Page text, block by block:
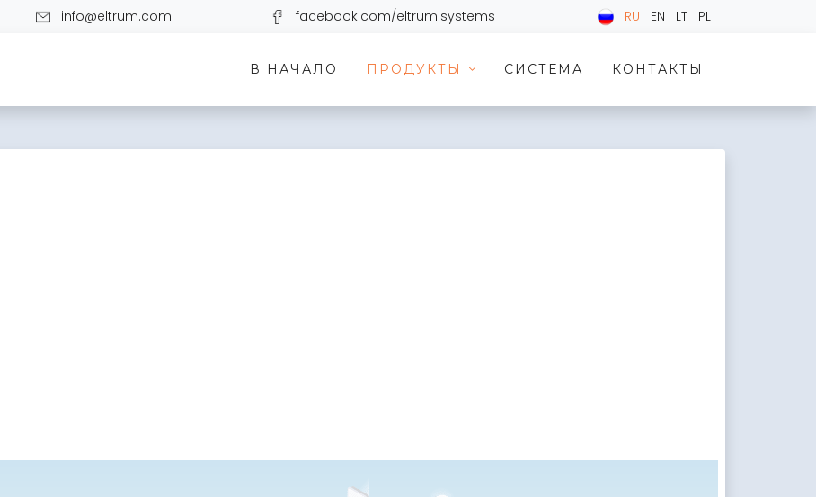
info@eltrum.com facebook.com/eltrum.systems RU EN LT PL
В НАЧАЛО ПРОДУКТЫ > СИСТЕМА КОНТАКТЫ